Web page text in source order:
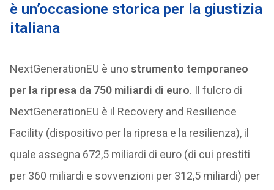
è un’occasione storica per la giustizia
italiana
NextGenerationEU è unostrumento temporaneo
per la ripresa da 750 miliardi di euro. Il fulcro di
NextGenerationEU è il Recovery and Resilience
Facility (dispositivo per la ripresa e la resilienza), il
quale assegna 672,5 miliardi di euro (di cui prestiti
per 360 miliardi e sovvenzioni per 312,5 miliardi) per